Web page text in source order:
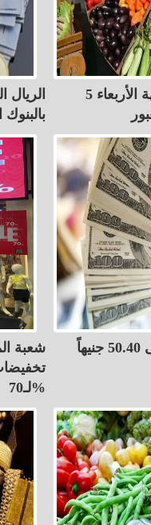
أسعار الخضروات والفاكهة الأربعاء 5
بالبنوك
الدولار يرتفع 15 قرشأً إلى 50.40 جنيهاً
شعبة
لـ70%